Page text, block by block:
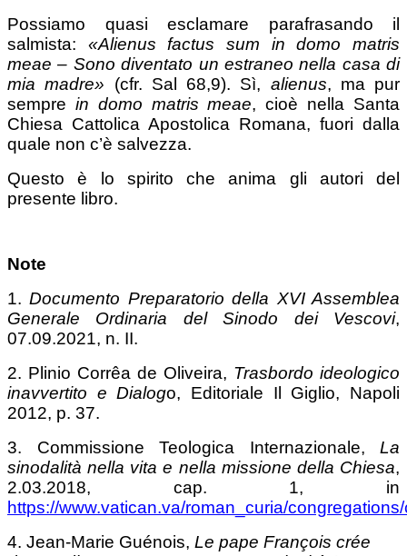
Possiamo quasi esclamare parafrasando il
salmista: «Alienus factus sum in domo matris
meae – Sono diventato un estraneo nella casa di
mia madre» (cfr. Sal 68,9). Sì, alienus, ma pur
sempre in domo matris meae, cioè nella Santa
Chiesa Cattolica Apostolica Romana, fuori dalla
quale non c’è salvezza.
Questo è lo spirito che anima gli autori del
presente libro.
Note
1.Documento Preparatorio della XVI Assemblea
Generale Ordinaria del Sinodo dei Vescovi,
07.09.2021, n. II.
2. Plinio Corrêa de Oliveira, Trasbordo ideologico
inavvertito e Dialogo, Editoriale Il Giglio, Napoli
2012, p. 37.
3. Commissione Teologica Internazionale, La
sinodalità nella vita e nella missione della Chiesa,
2.03.2018, cap. 1, in
https://www.vatican.va/roman_curia/
4. Jean-Marie Guénois, Le pape François crée